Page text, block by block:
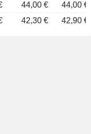
44,00 €
44,00 €
42,30 € 42,90 €